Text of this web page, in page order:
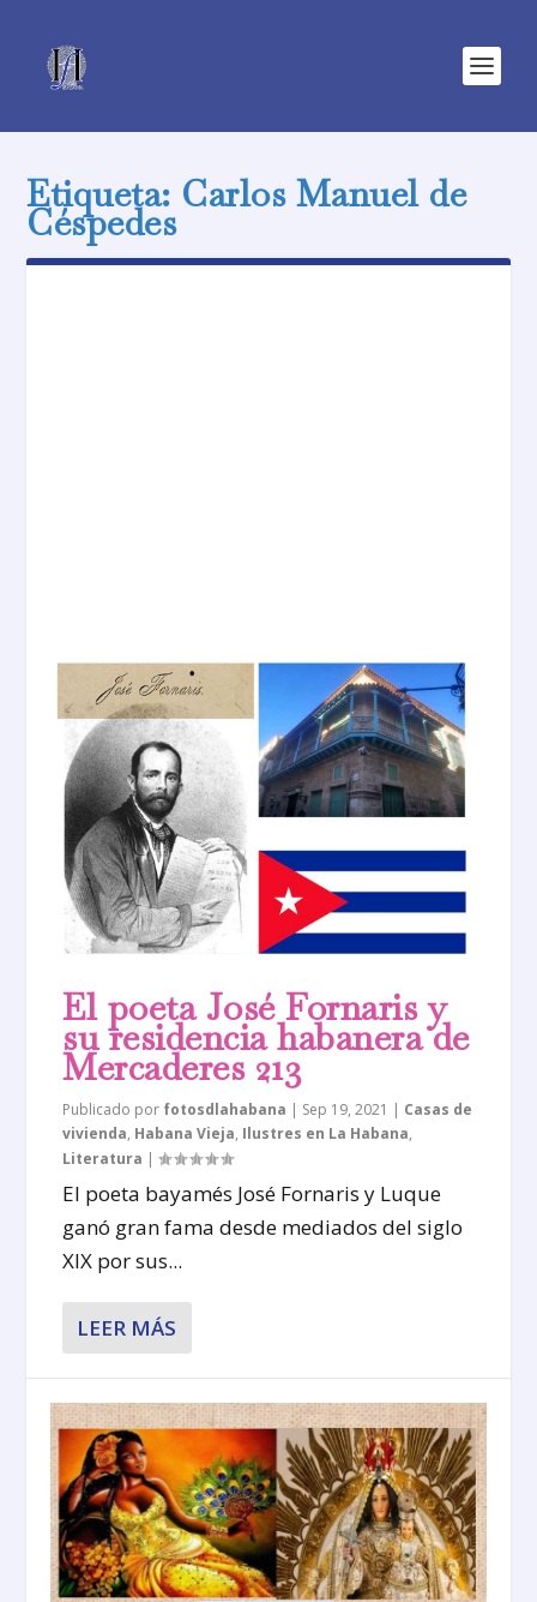
Etiqueta: Carlos Manuel de
Céspedes
El poeta José Fornaris y
su residencia habanera de
Mercaderes 213
Publicado por fotosdlahabana | Sep 19, 2021 | Casas de
vivienda, Habana Vieja, Ilustres en La Habana,
Literatura |
El poeta bayamés José Fornaris y Luque
ganó gran fama desde mediados del siglo
XIX por sus...
LEER MÁS